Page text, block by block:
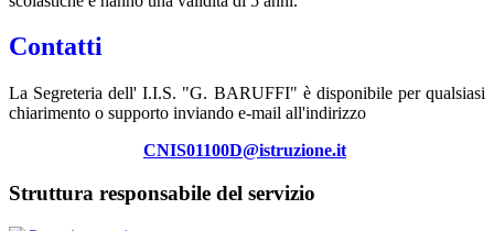
Contatti
La Segreteria dell' I.I.S. "G. BARUFFI" è disponibile per qualsiasi
chiarimento o supporto inviando e-mail all'indirizzo
CNIS01100D@istruzione.it
Struttura responsabile del servizio